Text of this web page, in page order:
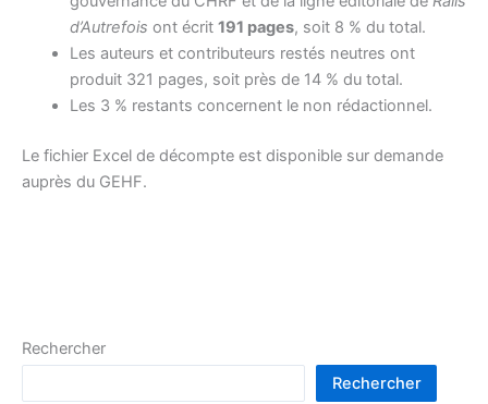
Rechercher
Rechercher
d’Autrefois ont écrit 191 pages, soit 8 % du total.
Les auteurs et contributeurs restés neutres ont
produit 321 pages, soit près de 14 % du total.
Les 3 % restants concernent le non rédactionnel.
​​Le fichier Excel de décompte est disponible sur demande
auprès du GEHF.